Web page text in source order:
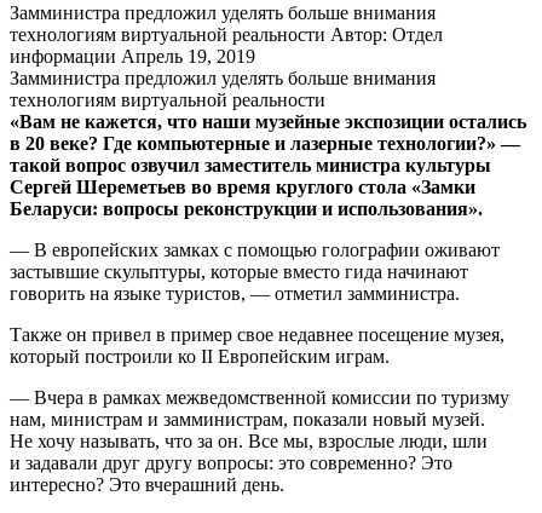
Замминистра предложил уделять больше внимания
технологиям виртуальной реальности Автор: Отдел
информации Апрель 19, 2019
Замминистра предложил уделять больше внимания
технологиям виртуальной реальности
«Вам не кажется, что наши музейные экспозиции остались
в 20 веке? Где компьютерные и лазерные технологии?» —
такой вопрос озвучил заместитель министра культуры
Сергей Шереметьев во время круглого стола «Замки
Беларуси: вопросы реконструкции и использования».
— В европейских замках с помощью голографии оживают
застывшие скульптуры, которые вместо гида начинают
говорить на языке туристов, — отметил замминистра.
Также он привел в пример свое недавнее посещение музея,
который построили ко II Европейским играм.
— Вчера в рамках межведомственной комиссии по туризму
нам, министрам и замминистрам, показали новый музей.
Не хочу называть, что за он. Все мы, взрослые люди, шли
и задавали друг другу вопросы: это современно? Это
интересно? Это вчерашний день.